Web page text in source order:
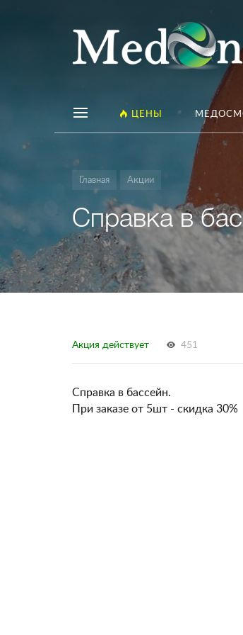
ЦЕНЫ
Главная Акции
Справка в
Акция действует 451
Справка в бассейн.
При заказе от 5шт - скидка 30%